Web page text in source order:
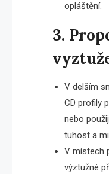
opláštění.
3.
V delším
CD profily
nebo
tuhost a
V místech
výztužné